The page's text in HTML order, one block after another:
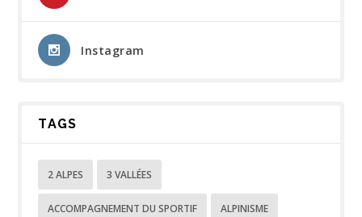
Instagram
TAGS
2 ALPES 3 VALLÉES
ACCOMPAGNEMENT DU SPORTIF ALPINISME